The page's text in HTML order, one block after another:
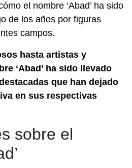
el nombre ‘Abad’ ha sido
de los años por figuras
campos.
hasta artistas y
‘Abad’ ha sido llevado
que han dejado
en sus respectivas
sobre el